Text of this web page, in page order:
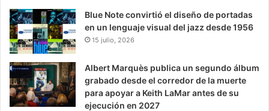
Blue Note convirtió el diseño de portadas
en un lenguaje visual del jazz desde 1956
15 julio, 2026
Albert Marquès publica un segundo álbum
grabado desde el corredor de la muerte
para apoyar a Keith LaMar antes de su
ejecución en 2027